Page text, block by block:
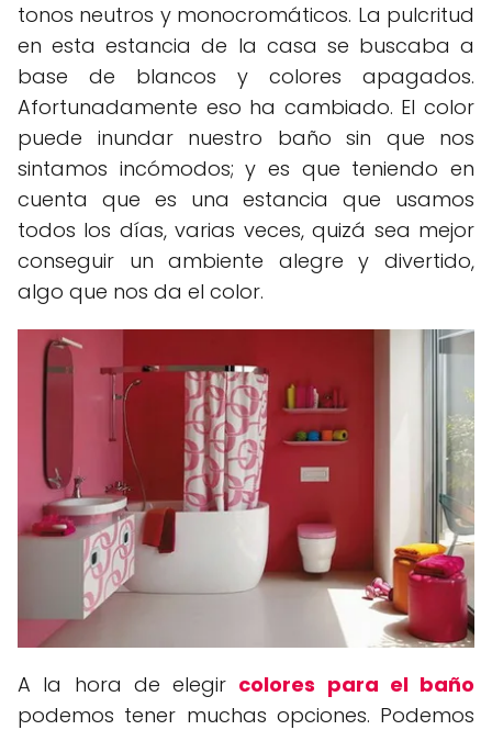
tonos neutros y monocromáticos. La pulcritud
en esta estancia de la casa se buscaba a
base de blancos y colores apagados.
Afortunadamente eso ha cambiado. El color
puede inundar nuestro baño sin que nos
sintamos incómodos; y es que teniendo en
cuenta que es una estancia que usamos
todos los días, varias veces, quizá sea mejor
conseguir un ambiente alegre y divertido,
algo que nos da el color.
A la hora de elegir colores para el baño
podemos tener muchas opciones. Podemos